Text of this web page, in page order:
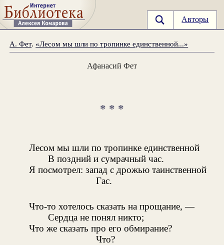
Авторы
А. Фет. «Лесом мы шли по тропинке единственной...»
Афанасий Фет
* * *
Лесом мы шли по тропинке единственной
В поздний и сумрачный час.
Я посмотрел: запад с дрожью таинственной
Гас.
Что-то хотелось сказать на прощание, —
Сердца не понял никто;
Что же сказать про его обмирание?
Что?